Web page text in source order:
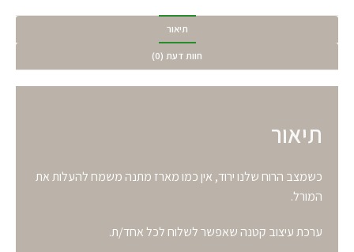
תיאור
חוות דעת (0)
תיאור
כשמצב הרוח שלנו ירוד, אין כמו מארז מתנה משמח להעלות את
המורל.
ערכת עיצוב קטנה שאפשר לשלוח לכל אחד/ת.